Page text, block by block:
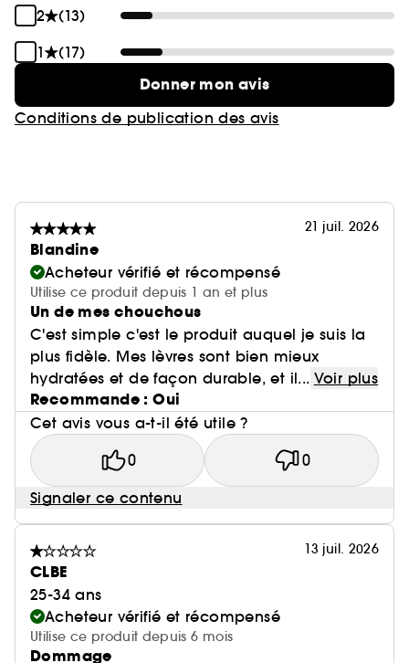
2
(13)
1
(17)
Donner mon avis
Conditions de publication des avis
21 juil. 2026
Blandine
Acheteur vérifié et récompensé
Utilise ce produit depuis 1 an et plus
Un de mes chouchous
C'est simple c'est le produit auquel je suis la
plus fidèle. Mes lèvres sont bien mieux
hydratées et de façon durable, et il... Voir plus
Recommande : Oui
Cet avis vous a-t-il été utile ?
0 0
Signaler ce contenu
13 juil. 2026
CLBE
25-34 ans
Acheteur vérifié et récompensé
Utilise ce produit depuis 6 mois
Dommage